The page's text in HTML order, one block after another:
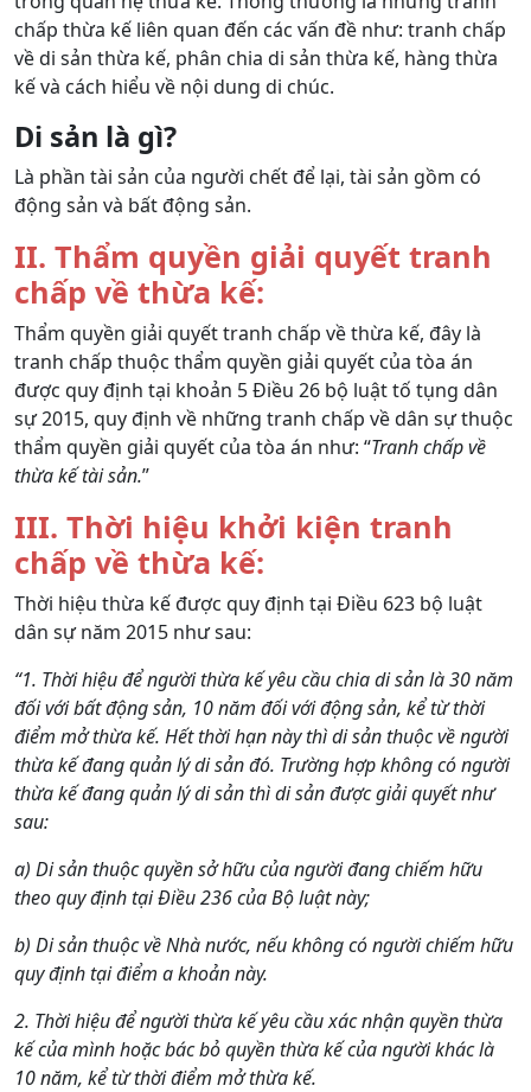
chấp thừa kế liên quan đến các vấn đề như: tranh chấp
về di sản thừa kế, phân chia di sản thừa kế, hàng thừa
kế và cách hiểu về nội dung di chúc.
Di sản là gì?
Là phần tài sản của người chết để lại, tài sản gồm có
động sản và bất động sản.
II. Thẩm quyền giải quyết tranh
chấp về thừa kế:
Thẩm quyền giải quyết tranh chấp về thừa kế, đây là
tranh chấp thuộc thẩm quyền giải quyết của tòa án
được quy định tại khoản 5 Điều 26 bộ luật tố tụng dân
sự 2015, quy định về những tranh chấp về dân sự thuộc
thẩm quyền giải quyết của tòa án như: “Tranh chấp về
thừa kế tài sản.”
III. Thời hiệu khởi kiện tranh
chấp về thừa kế:
Thời hiệu thừa kế được quy định tại Điều 623 bộ luật
dân sự năm 2015 như sau:
“1. Thời hiệu để người thừa kế yêu cầu chia di sản là 30 năm
đối với bất động sản, 10 năm đối với động sản, kể từ thời
điểm mở thừa kế. Hết thời hạn này thì di sản thuộc về người
thừa kế đang quản lý di sản đó. Trường hợp không có người
thừa kế đang quản lý di sản thì di sản được giải quyết như
sau:
a) Di sản thuộc quyền sở hữu của người đang chiếm hữu
theo quy định tại Điều 236 của Bộ luật này;
b) Di sản thuộc về Nhà nước, nếu không có người chiếm hữu
quy định tại điểm a khoản này.
2. Thời hiệu để người thừa kế yêu cầu xác nhận quyền thừa
kế của mình hoặc bác bỏ quyền thừa kế của người khác là
10 năm, kể từ thời điểm mở thừa kế.